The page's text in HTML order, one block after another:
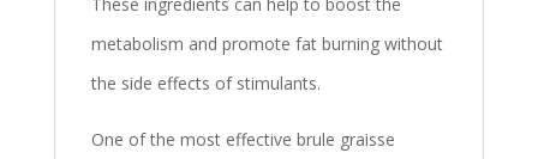
metabolism and promote fat burning without
the side effects of stimulants.
One of the most effective brule graisse